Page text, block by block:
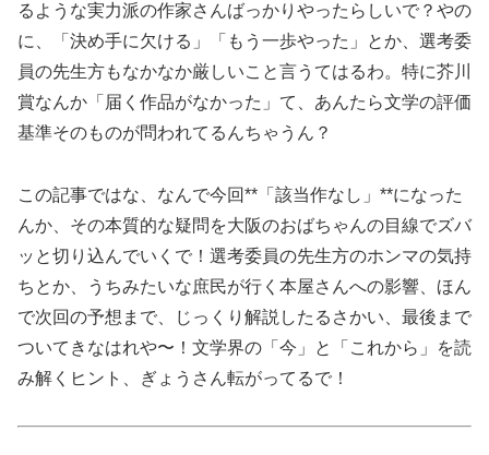
るような実力派の作家さんばっかりやったらしいで？やの
に、「決め手に欠ける」「もう一歩やった」とか、選考委
員の先生方もなかなか厳しいこと言うてはるわ。特に芥川
賞なんか「届く作品がなかった」て、あんたら文学の評価
基準そのものが問われてるんちゃうん？
この記事ではな、なんで今回**「該当作なし」**になった
んか、その本質的な疑問を大阪のおばちゃんの目線でズバ
ッと切り込んでいくで！選考委員の先生方のホンマの気持
ちとか、うちみたいな庶民が行く本屋さんへの影響、ほん
で次回の予想まで、じっくり解説したるさかい、最後まで
ついてきなはれや〜！文学界の「今」と「これから」を読
み解くヒント、ぎょうさん転がってるで！